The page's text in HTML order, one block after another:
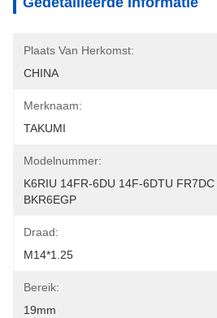
Plaats Van Herkomst:
CHINA
Merknaam:
TAKUMI
Modelnummer:
K6RIU 14FR-6DU 14F-6DTU
BKR6EGP
Draad:
M14*1.25
Bereik:
19mm